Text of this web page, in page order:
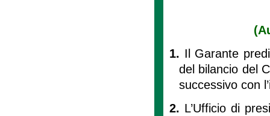
1. Il Garante
del bilancio del
successivo con
2. L’Ufficio di